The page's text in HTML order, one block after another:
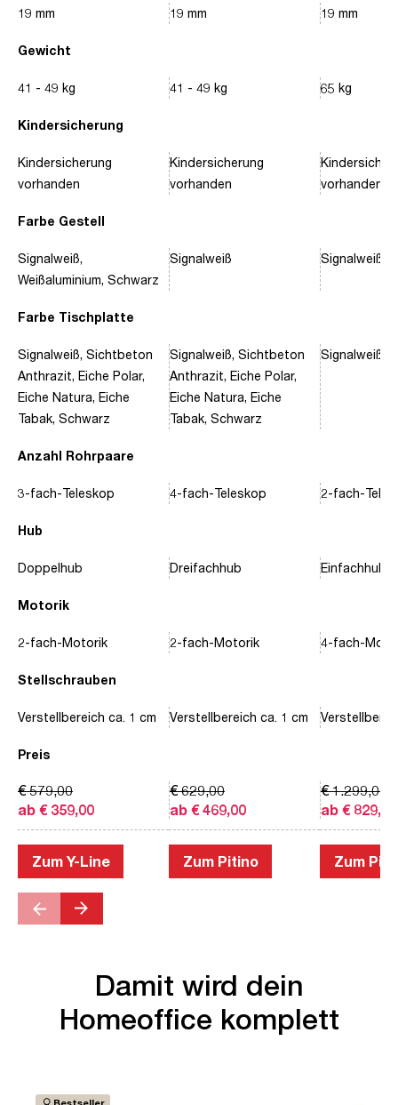
Gewicht
Kindersicherung
Farbe Gestell
Farbe Tischplatte
Anzahl Rohrpaare
Hub
Motorik
Stellschrauben
Preis
19 mm
41 - 49 kg
Kindersicherung
vorhanden
Signalweiß,
Weißaluminium, Schwarz
Signalweiß, Sichtbeton
Anthrazit, Eiche Polar,
Eiche Natura, Eiche
Tabak, Schwarz
3-fach-Teleskop
Doppelhub
2-fach-Motorik
Verstellbereich ca. 1 cm
ab € 359,00
€ 579,00
Zum Y-Line
19 mm
41 - 49 kg
Kindersicherung
vorhanden
Signalweiß
Signalweiß, Sichtbeton
Anthrazit, Eiche Polar,
Eiche Natura, Eiche
Tabak, Schwarz
4-fach-Teleskop
Dreifachhub
2-fach-Motorik
Verstellbereich ca. 1 cm
ab € 469,00
€ 629,00
Zum Pitino
19 mm
65 kg
vorhanden
Signalweiß,
Signalweiß,
2-fach-
Einfachhub
4-fach-
ab € 829,00
€ 1.299,00
Zum
Damit wird dein
Homeoffice komplett
Bestseller